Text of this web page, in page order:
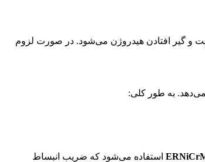
و گیر افتادن هیدروژن می‌شود. در صورت لزوم
استفاده می‌شود که ضریب انبساط